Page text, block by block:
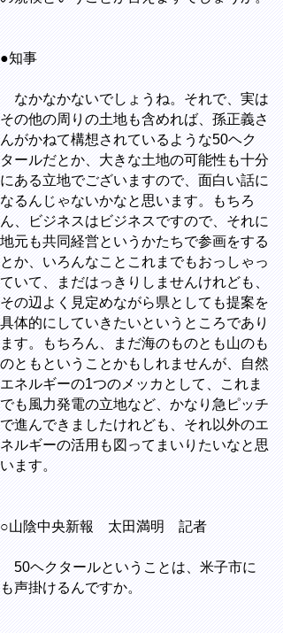
●知事
なかなかないでしょうね。それで、実は
その他の周りの土地も含めれば、孫正義さ
んがかねて構想されているような50ヘク
タールだとか、大きな土地の可能性も十分
にある立地でございますので、面白い話に
なるんじゃないかなと思います。もちろ
ん、ビジネスはビジネスですので、それに
地元も共同経営というかたちで参画をする
とか、いろんなことこれまでもおっしゃっ
ていて、まだはっきりしませんけれども、
その辺よく見定めながら県としても提案を
具体的にしていきたいというところであり
ます。もちろん、まだ海のものとも山のも
のともということかもしれませんが、自然
エネルギーの1つのメッカとして、これま
でも風力発電の立地など、かなり急ピッチ
で進んできましたけれども、それ以外のエ
ネルギーの活用も図ってまいりたいなと思
います。
○山陰中央新報 太田満明 記者
50ヘクタールということは、米子市に
も声掛けるんですか。